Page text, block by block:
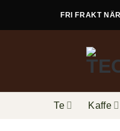
FRI FRAKT
Te Kaffe